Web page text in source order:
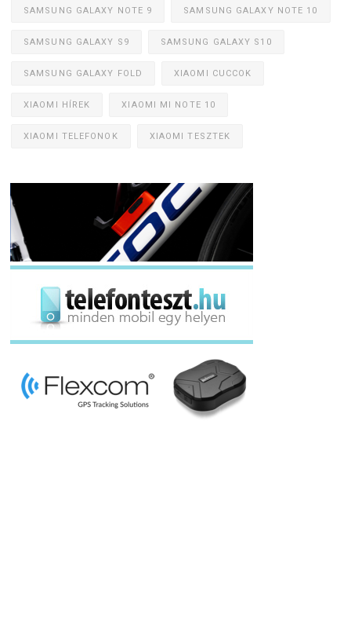
SAMSUNG GALAXY NOTE 9 SAMSUNG GALAXY NOTE 10
SAMSUNG GALAXY S9 SAMSUNG GALAXY S10
SAMSUNG GALAXY FOLD XIAOMI CUCCOK
XIAOMI HÍREK XIAOMI MI NOTE 10
XIAOMI TELEFONOK XIAOMI TESZTEK